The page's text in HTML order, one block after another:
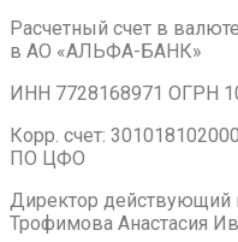
Расчетный счет в
в АО «АЛЬФА-БАНК»
ИНН 7728168971 ОГРН
Корр. счет:
ПО ЦФО
Директор действующий
Трофимова Анастасия